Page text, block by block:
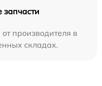
производителя в
складах.